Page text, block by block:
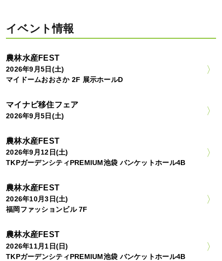
イベント情報
農林水産FEST
2026年9月5日(土)
マイドームおおさか 2F 展示ホールD
マイナビ移住フェア
2026年9月5日(土)
農林水産FEST
2026年9月12日(土)
TKPガーデンシティPREMIUM池袋 バンケットホール4B
農林水産FEST
2026年10月3日(土)
福岡ファッションビル 7F
農林水産FEST
2026年11月1日(日)
TKPガーデンシティPREMIUM池袋 バンケットホール4B